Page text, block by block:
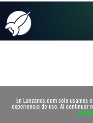
En Lanzanos.com solo usamos
experiencia de uso. Al continuar